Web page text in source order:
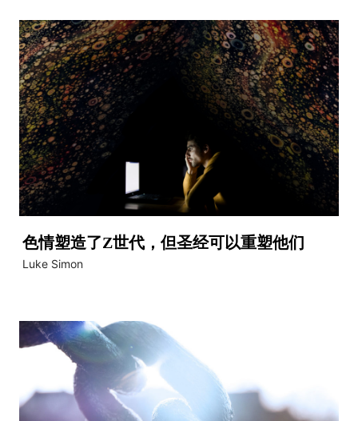
色情塑造了Z世代，但圣经可以重塑他们
Luke Simon